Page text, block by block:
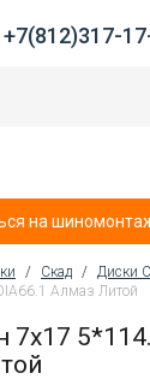
+7(812)317-
на
/ Скад / Диски
Алмаз Литой
7x17